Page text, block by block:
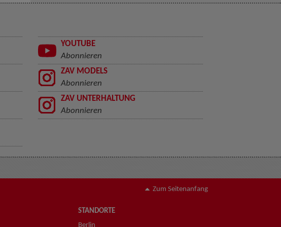
YOUTUBE
Abonnieren
ZAV MODELS
Abonnieren
ZAV UNTERHALTUNG
Abonnieren
Zum Seitenanfang
STANDORTE
Berlin